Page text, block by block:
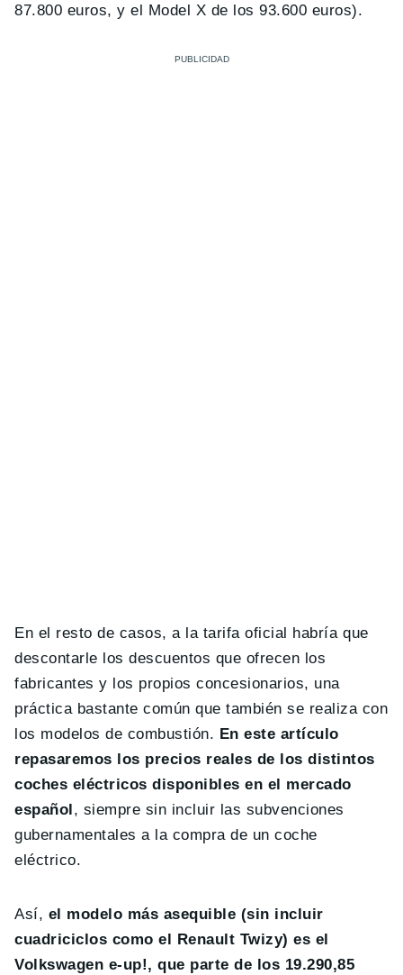
87.800 euros, y el Model X de los 93.600 euros).
En el resto de casos, a la tarifa oficial habría que
descontarle los descuentos que ofrecen los
fabricantes y los propios concesionarios, una
práctica bastante común que también se realiza con
los modelos de combustión. En este artículo
repasaremos los precios reales de los distintos
coches eléctricos disponibles en el mercado
español, siempre sin incluir las subvenciones
gubernamentales a la compra de un coche
eléctrico.
Así, el modelo más asequible (sin incluir
cuadriciclos como el Renault Twizy) es el
Volkswagen e-up!, que parte de los 19.290,85